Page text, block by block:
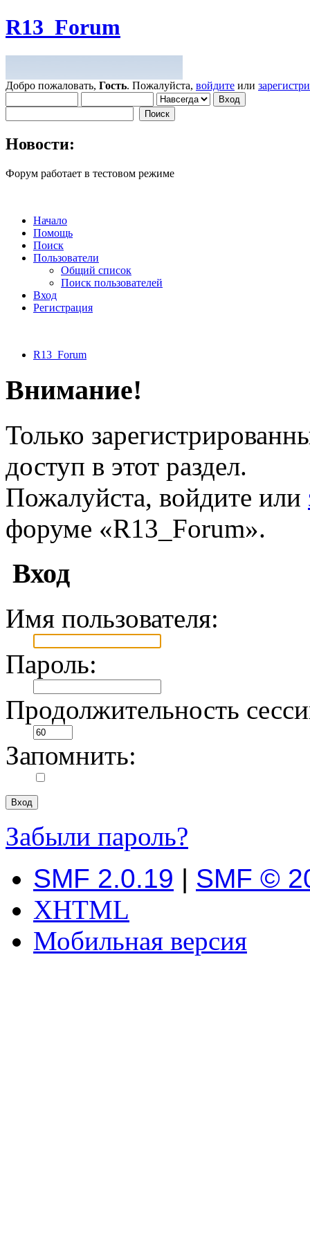
R13_Forum
Добро пожаловать, Гость. Пожалуйста, войдите или
Новости:
Форум работает в тестовом режиме
Начало
Помощь
Поиск
Пользователи
Общий список
Поиск пользователей
Вход
Регистрация
R13_Forum
Внимание!
Только
доступ в этот раздел.
Пожалуйста, войдите или
форуме «R13_Forum».
Вход
Имя пользователя:
Пароль:
Продолжительность
Запомнить:
Забыли пароль?
SMF 2.0.19 | SMF ©
XHTML
Мобильная версия